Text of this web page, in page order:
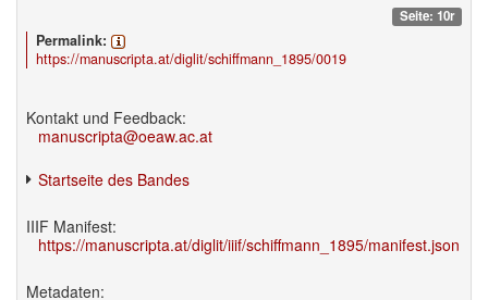
Seite: 10r
Permalink:
https://manuscripta.at/diglit/schiffmann_1895/0019
Kontakt und Feedback:
manuscripta@oeaw.ac.at
Startseite des Bandes
IIIF Manifest:
https://manuscripta.at/diglit/iiif/schiffmann_1895/manifest.json
Metadaten: